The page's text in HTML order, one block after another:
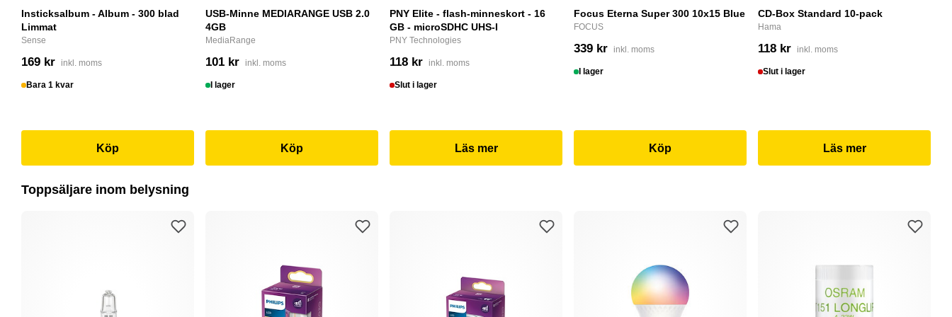
Insticksalbum - Album - 300 blad
Limmat
Sense
169 kr inkl. moms
Bara 1 kvar
Köp
USB-Minne MEDIARANGE USB 2.0
4GB
MediaRange
101 kr inkl. moms
I lager
Köp
PNY Elite - flash-minneskort - 16
GB - microSDHC UHS-I
PNY Technologies
118 kr inkl. moms
Slut i lager
Läs mer
Focus Eterna Super 300 10x15 Blue
FOCUS
339 kr inkl. moms
I lager
Köp
CD-Box Standard 10-pack
Hama
118 kr inkl. moms
Slut i lager
Läs mer
Toppsäljare inom belysning